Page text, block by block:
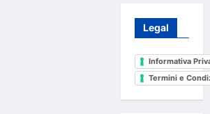
Legal
Informativa
Termini e